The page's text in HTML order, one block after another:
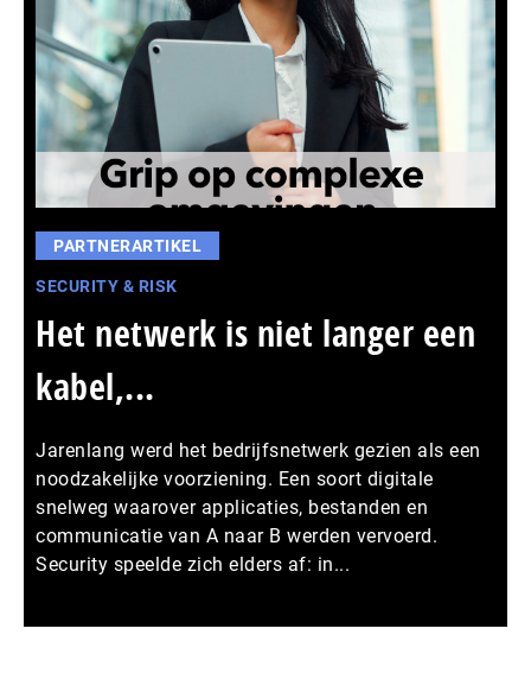
PARTNERARTIKEL
SECURITY & RISK
Het netwerk is niet langer een
kabel,...
Jarenlang werd het bedrijfsnetwerk gezien als een
noodzakelijke voorziening. Een soort digitale
snelweg waarover applicaties, bestanden en
communicatie van A naar B werden vervoerd.
Security speelde zich elders af: in...